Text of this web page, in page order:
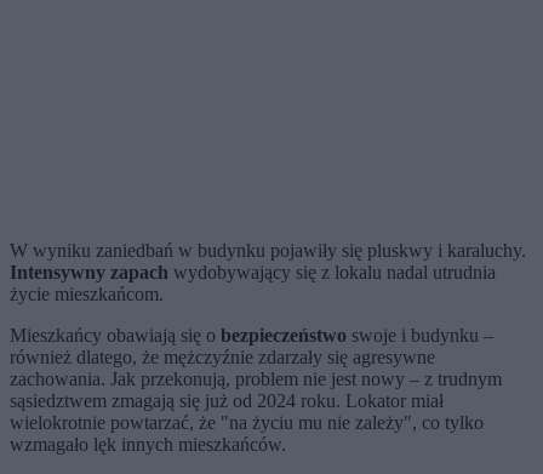
W wyniku zaniedbań w budynku pojawiły się pluskwy i karaluchy.
Intensywny zapach wydobywający się z lokalu nadal utrudnia
życie mieszkańcom.
Mieszkańcy obawiają się o bezpieczeństwo swoje i budynku –
również dlatego, że mężczyźnie zdarzały się agresywne
zachowania. Jak przekonują, problem nie jest nowy – z trudnym
sąsiedztwem zmagają się już od 2024 roku. Lokator miał
wielokrotnie powtarzać, że "na życiu mu nie zależy", co tylko
wzmagało lęk innych mieszkańców.